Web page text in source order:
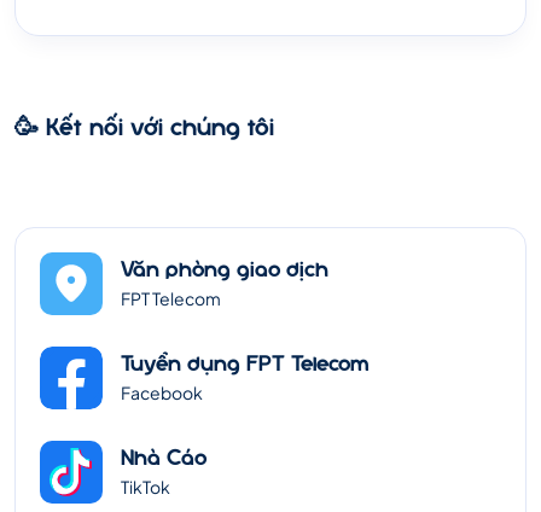
🥳 Kết nối với chúng tôi
Văn phòng giao dịch
FPT Telecom
Tuyển dụng FPT Telecom
Facebook
Nhà Cáo
TikTok